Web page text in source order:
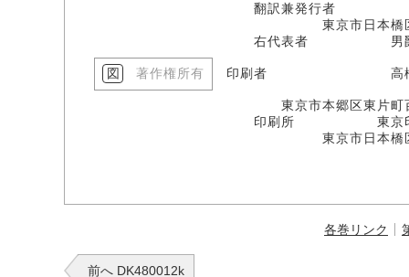
翻訳兼発行者 竜
東京市日本橋区兜町
右代表者 男爵 阪
著作権所有 印刷者 高橋金
東京市本郷区東片町百四
印刷所 東京印刷株
東京市日本橋区兜町
各巻リンク
前へ DK480012k